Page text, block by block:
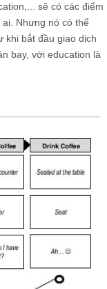
sẽ có các điểm
Nhưng nó có thể
khi bắt đầu giao dịch
bay, với education là